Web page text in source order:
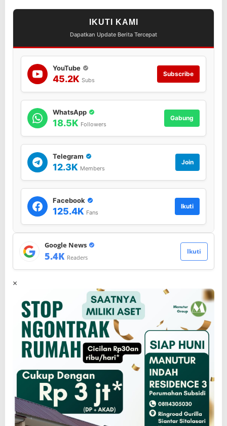
o
a
r
N
a
u
i
M
n
j
l
a
n
g
P
i
l
k
IKUTI KAMI
Dapatkan Update Berita Tercepat
YouTube
45.2K Subs
Subscribe
WhatsApp
18.5K Followers
Gabung
Telegram
12.3K Members
Join
Facebook
125.4K Fans
Ikuti
Google News
5.4K Readers
Ikuti
×